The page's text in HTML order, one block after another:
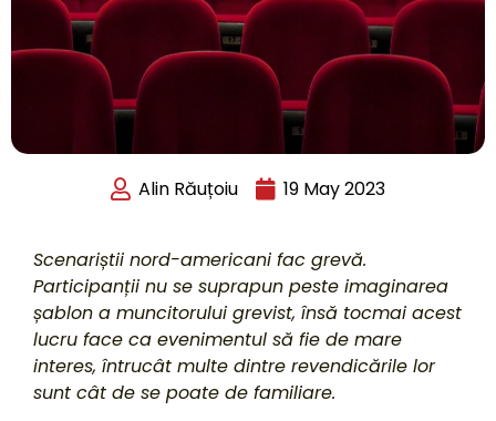
Alin Răuțoiu 19 May 2023
Scenariștii nord-americani fac grevă.
Participanții nu se suprapun peste imaginarea
șablon a muncitorului grevist, însă tocmai acest
lucru face ca evenimentul să fie de mare
interes, întrucât multe dintre revendicările lor
sunt cât de se poate de familiare.